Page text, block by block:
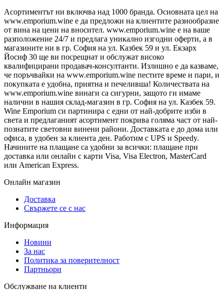
Асортиментът ни включва над 1000 бранда. Основната цел на
www.emporium.wine е да предложи на клиентите разнообразие
от вина на цени на вносител. www.emporium.wine е на ваше
разположение 24/7 и предлага уникално изгодни оферти, а в
магазините ни в гр. София на ул. Казбек 59 и ул. Екзарх
Йосиф 30 ще ви посрещнат и обслужат високо
квалифицирани продавач-консултанти. Излишно е да казваме,
че поръчвайки на www.emporium.wine пестите време и пари, и
покупката е удобна, приятна и печеливша! Количествата на
www.emporium.wine винаги са сигурни, защото ги имаме
налични в нашия склад-магазин в гр. София на ул. Казбек 59.
Wine Emporium си партинира с едни от най-добрите изби в
света и предлаганият асортимент покрива голяма част от най-
познатите световни винени райони. Доставката е до дома или
офиса, в удобен за клиента ден. Работим с UPS и Speedy.
Начините на плащане са удобни за всички: плащане при
доставка или онлайн с карти Visa, Visa Electron, MasterCard
или American Express.
Онлайн магазин
Доставка
Свържете се с нас
Информация
Новини
За нас
Политика за поверителност
Партньори
Обслужване на клиенти